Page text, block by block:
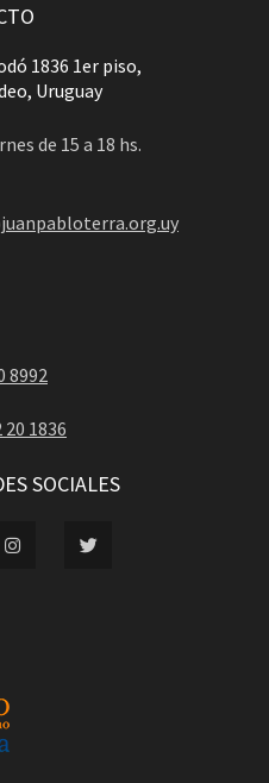
1836 1er piso,
Uruguay
de 15 a 18 hs.
8992
20 1836
SOCIALES